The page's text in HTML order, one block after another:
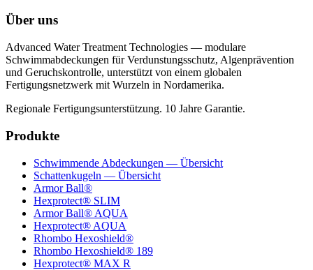
Über uns
Advanced Water Treatment Technologies — modulare
Schwimmabdeckungen für Verdunstungsschutz, Algenprävention
und Geruchskontrolle, unterstützt von einem globalen
Fertigungsnetzwerk mit Wurzeln in Nordamerika.
Regionale Fertigungsunterstützung. 10 Jahre Garantie.
Produkte
Schwimmende Abdeckungen — Übersicht
Schattenkugeln — Übersicht
Armor Ball®
Hexprotect® SLIM
Armor Ball® AQUA
Hexprotect® AQUA
Rhombo Hexoshield®
Rhombo Hexoshield® 189
Hexprotect® MAX R